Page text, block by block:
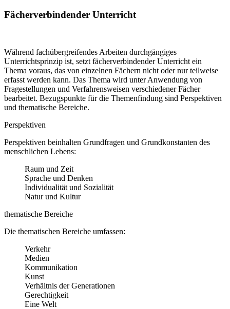
Fächerverbindender Unterricht
Während fachübergreifendes Arbeiten durchgängiges
Unterrichtsprinzip ist, setzt fächerverbindender Unterricht ein
Thema voraus, das von einzelnen Fächern nicht oder nur teilweise
erfasst werden kann. Das Thema wird unter Anwendung von
Fragestellungen und Verfahrensweisen verschiedener Fächer
bearbeitet. Bezugspunkte für die Themenfindung sind Perspektiven
und thematische Bereiche.
Perspektiven
Perspektiven beinhalten Grundfragen und Grundkonstanten des
menschlichen Lebens:
Raum und Zeit
Sprache und Denken
Individualität und Sozialität
Natur und Kultur
thematische Bereiche
Die thematischen Bereiche umfassen:
Verkehr
Medien
Kommunikation
Kunst
Verhältnis der Generationen
Gerechtigkeit
Eine Welt